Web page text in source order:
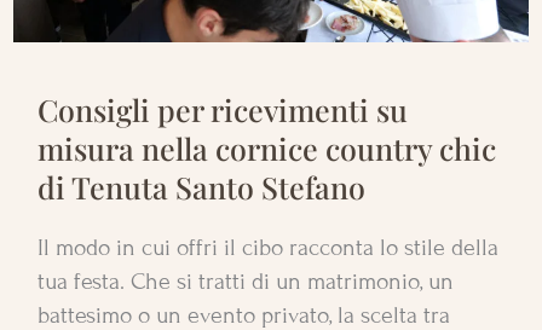
Consigli per ricevimenti su
misura nella cornice country chic
di Tenuta Santo Stefano
Il modo in cui offri il cibo racconta lo stile della
tua festa. Che si tratti di un matrimonio, un
battesimo o un evento privato, la scelta tra